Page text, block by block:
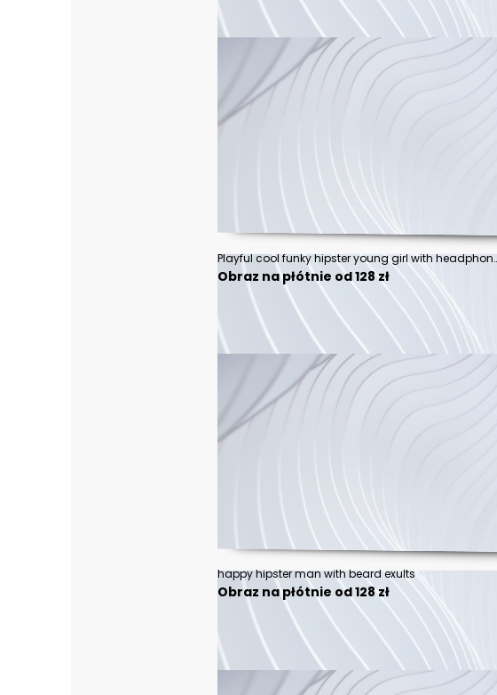
Playful cool funky hipster young girl
Obraz na płótnie od 128 zł
happy hipster man with beard exults
Obraz na płótnie od 128 zł